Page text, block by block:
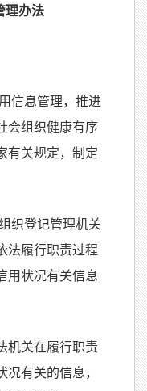
理办法
信息管理，推进
会组织健康有序
有关规定，制定
织登记管理机关
法履行职责过程
用状况有关信息
机关在履行职责
有关的信息，